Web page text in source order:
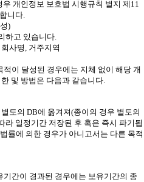
개인정보 보호법 시행규칙 별지 제11
니다.
)
하고 있습니다.
사명, 거주지역
이 달성된 경우에는 지체 없이 해당 개
및 방법은 다음과 같습니다.
도의 DB에 옮겨져(종이의 경우 별도의
라 일정기간 저장된 후 혹은 즉시 파기됩
률에 의한 경우가 아니고서는 다른 목적
간이 경과된 경우에는 보유기간의 종